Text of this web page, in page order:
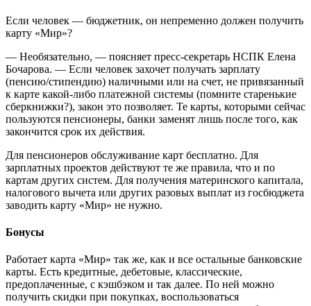
Если человек — бюджетник, он непременно должен получить
карту «Мир»?
— Необязательно, — поясняет пресс-секретарь НСПК Елена
Бочарова. — Если человек захочет получать зарплату
(пенсию/стипендию) наличными или на счет, не привязанный
к карте какой-либо платежной системы (помните старенькие
сберкнижки?), закон это позволяет. Те карты, которыми сейчас
пользуются пенсионеры, банки заменят лишь после того, как
закончится срок их действия.
Для пенсионеров обслуживание карт бесплатно. Для
зарплатных проектов действуют те же правила, что и по
картам других систем. Для получения материнского капитала,
налогового вычета или других разовых выплат из госбюджета
заводить карту «Мир» не нужно.
Бонусы
Работает карта «Мир» так же, как и все остальные банковские
карты. Есть кредитные, дебетовые, классические,
предоплаченные, с кэшбэком и так далее. По ней можно
получить скидки при покупках, воспользоваться